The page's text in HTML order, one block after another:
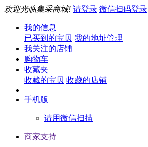
欢迎光临集采商城! 请登录 微信扫码登录
我的信息
已买到的宝贝 我的地址管理
我关注的店铺
购物车
收藏夹
收藏的宝贝 收藏的店铺
手机版
请用微信扫描
商家支持